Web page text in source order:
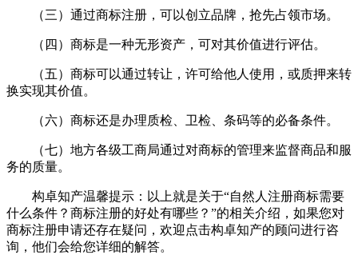
（三）通过商标注册，可以创立品牌，抢先占领市场。
（四）商标是一种无形资产，可对其价值进行评估。
（五）商标可以通过转让，许可给他人使用，或质押来转
换实现其价值。
（六）商标还是办理质检、卫检、条码等的必备条件。
（七）地方各级工商局通过对商标的管理来监督商品和服
务的质量。
构卓知产温馨提示：以上就是关于“自然人注册商标需要
什么条件？商标注册的好处有哪些？”的相关介绍，如果您对
商标注册申请还存在疑问，欢迎点击构卓知产的顾问进行咨
询，他们会给您详细的解答。